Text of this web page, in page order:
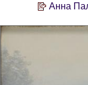
Анна